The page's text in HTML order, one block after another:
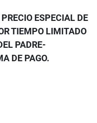
ESPECIAL DE
TIEMPO LIMITADO
PADRE-
DE PAGO.